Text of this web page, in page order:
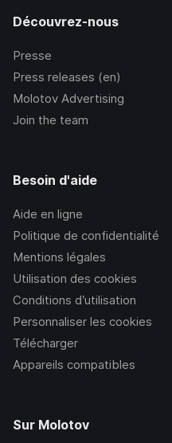
Découvrez-nous
Presse
Press releases (en)
Molotov Advertising
Join the team
Besoin d'aide
Aide en ligne
Politique de confidentialité
Mentions légales
Utilisation des cookies
Conditions d’utilisation
Personnaliser les cookies
Télécharger
Appareils compatibles
Sur Molotov